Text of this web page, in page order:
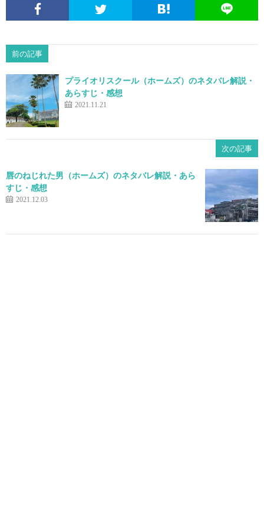
前の記事
プライオリスクール（ホームズ）のネタバレ解説・
あらすじ・感想
2021.11.21
次の記事
唇のねじれた男（ホームズ）のネタバレ解説・あら
すじ・感想
2021.12.03